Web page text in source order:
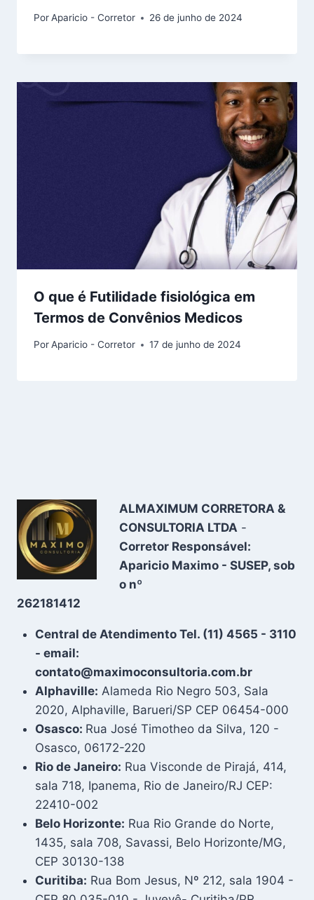
PorAparicio - Corretor 26 de junho de 2024
O que é Futilidade fisiológica em
Termos de Convênios Medicos
PorAparicio - Corretor 17 de junho de 2024
ALMAXIMUM CORRETORA &
CONSULTORIA LTDA -
Corretor Responsável:
Aparicio Maximo - SUSEP, sob
o nº
262181412
Central de Atendimento Tel. (11) 4565 - 3110
- email:
contato@maximoconsultoria.com.br
Alphaville: Alameda Rio Negro 503, Sala
2020, Alphaville, Barueri/SP CEP 06454-000
Osasco: Rua José Timotheo da Silva, 120 -
Osasco, 06172-220
Rio de Janeiro: Rua Visconde de Pirajá, 414,
sala 718, Ipanema, Rio de Janeiro/RJ CEP:
22410-002
Belo Horizonte: Rua Rio Grande do Norte,
1435, sala 708, Savassi, Belo Horizonte/MG,
CEP 30130-138
Curitiba: Rua Bom Jesus, Nº 212, sala 1904 -